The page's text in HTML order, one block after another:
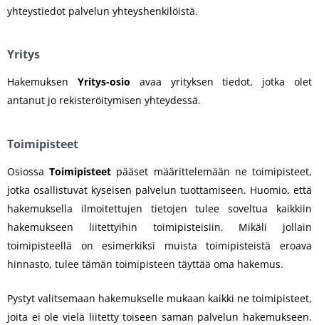
yhteystiedot palvelun yhteyshenkilöistä.
Yritys
Hakemuksen Yritys-osio avaa yrityksen tiedot, jotka olet
antanut jo rekisteröitymisen yhteydessä.
Toimipisteet
OsiossaToimipisteet pääset määrittelemään ne toimipisteet,
jotka osallistuvat kyseisen palvelun tuottamiseen. Huomio, että
hakemuksella ilmoitettujen tietojen tulee soveltua kaikkiin
hakemukseen liitettyihin toimipisteisiin. Mikäli jollain
toimipisteellä on esimerkiksi muista toimipisteistä eroava
hinnasto, tulee tämän toimipisteen täyttää oma hakemus.
Pystyt valitsemaan hakemukselle mukaan kaikki ne toimipisteet,
joita ei ole vielä liitetty toiseen saman palvelun hakemukseen.